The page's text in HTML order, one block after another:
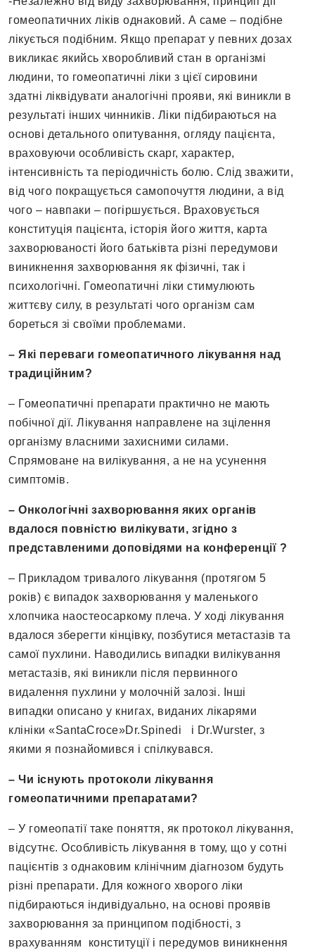
гомеопатичних ліків однаковий. А саме – подібне
лікується подібним. Якщо препарат у певних дозах
викликає якийсь хворобливий стан в організмі
людини, то гомеопатичні ліки з цієї сировини
здатні ліквідувати аналогічні прояви, які виникли в
результаті інших чинників. Ліки підбираються на
основі детального опитування, огляду пацієнта,
враховуючи особливість скарг, характер,
інтенсивність та періодичність болю. Слід зважити,
від чого покращується самопочуття людини, а від
чого – навпаки – погіршується. Враховується
конституція пацієнта, історія його життя, карта
захворюваності його батьківта різні передумови
виникнення захворювання як фізичні, так і
психологічні. Гомеопатичні ліки стимулюють
життєву силу, в результаті чого організм сам
бореться зі своїми проблемами.
– Які переваги гомеопатичного лікування над
традиційним?
– Гомеопатичні препарати практично не мають
побічної дії. Лікування направлене на зцілення
організму власними захисними силами.
Спрямоване на вилікування, а не на усунення
симптомів.
– Онкологічні захворювання яких органів
вдалося повністю вилікувати, згідно з
представленими доповідями на конференції ?
– Прикладом тривалого лікування (протягом 5
років) є випадок захворювання у маленького
хлопчика наостеосаркому плеча. У ході лікування
вдалося зберегти кінцівку, позбутися метастазів та
самої пухлини. Наводились випадки вилікування
метастазів, які виникли після первинного
видалення пухлини у молочній залозі. Інші
випадки описано у книгах, виданих лікарями
клініки «SantaCroce»Dr.Spinedi і Dr.Wurster, з
якими я познайомився і спілкувався.
– Чи існують протоколи лікування
гомеопатичними препаратами?
– У гомеопатії таке поняття, як протокол лікування,
відсутнє. Особливість лікування в тому, що у сотні
пацієнтів з однаковим клінічним діагнозом будуть
різні препарати. Для кожного хворого ліки
підбираються індивідуально, на основі проявів
захворювання за принципом подібності, з
врахуванням конституції і передумов виникнення